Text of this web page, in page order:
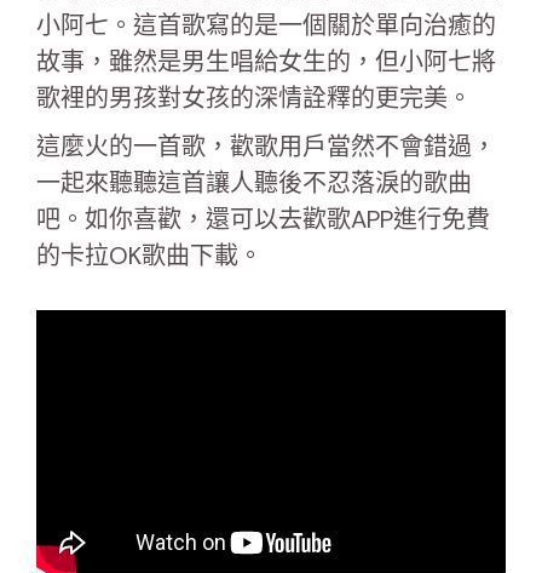
小阿七。這首歌寫的是一個關於單向治癒的
故事，雖然是男生唱給女生的，但小阿七將
歌裡的男孩對女孩的深情詮釋的更完美。
這麼火的一首歌，歡歌用戶當然不會錯過，
一起來聽聽這首讓人聽後不忍落淚的歌曲
吧。如你喜歡，還可以去歡歌APP進行免費
的卡拉OK歌曲下載。